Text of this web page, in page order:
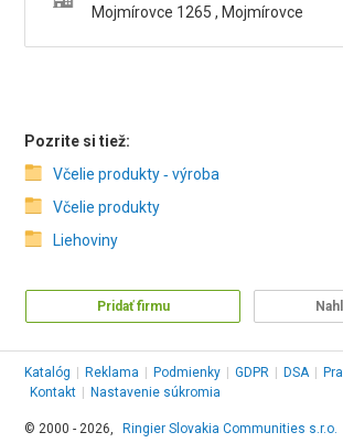
Mojmírovce 1265 , Mojmírovce
Pozrite si tiež:
Včelie produkty ‑ výroba
Včelie produkty
Liehoviny
Pridať firmu
Katalóg Reklama Podmienky GDPR DSA
Kontakt
Nastavenie súkromia
© 2000 - 2026, Ringier Slovakia Communities s.r.o.